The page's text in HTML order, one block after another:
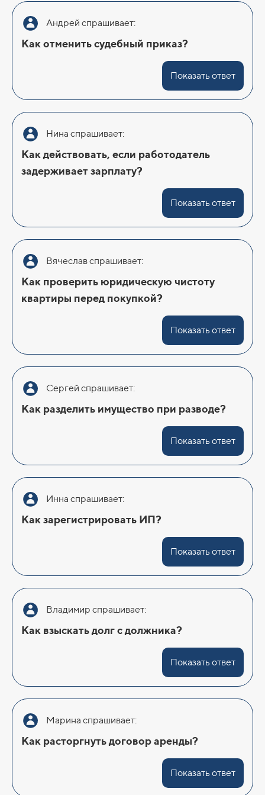
Андрей спрашивает:
Как отменить судебный приказ?
Показать ответ
Нина спрашивает:
Как действовать, если работодатель
задерживает зарплату?
Показать ответ
Вячеслав спрашивает:
Как проверить юридическую чистоту
квартиры перед покупкой?
Показать ответ
Сергей спрашивает:
Как разделить имущество при разводе?
Показать ответ
Инна спрашивает:
Как зарегистрировать ИП?
Показать ответ
Владимир спрашивает:
Как взыскать долг с должника?
Показать ответ
Марина спрашивает:
Как расторгнуть договор аренды?
Показать ответ